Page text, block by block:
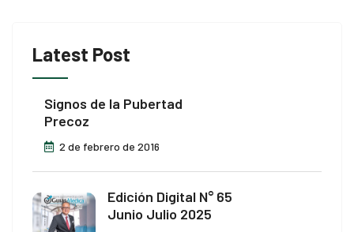
Latest Post
Signos de la Pubertad
Precoz
2 de febrero de 2016
Edición Digital N° 65
Junio Julio 2025